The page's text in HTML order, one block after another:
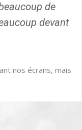
de
devant
nos écrans, mais